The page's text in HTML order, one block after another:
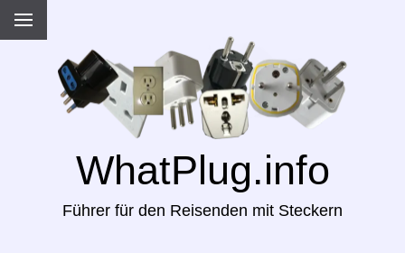
WhatPlug.info
Führer für den Reisenden mit Steckern